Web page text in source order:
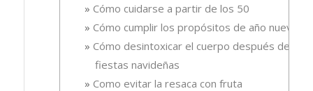
Cómo cuidarse a partir de los 50
Cómo cumplir los propósitos de año nuevo
Cómo desintoxicar el cuerpo después de las
fiestas navideñas
Como evitar la resaca con fruta